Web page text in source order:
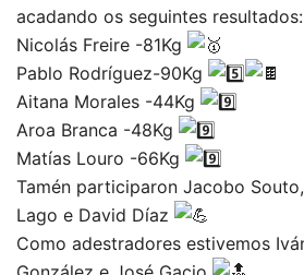
acadando os seguintes resultados:
Nicolás Freire -81Kg
Pablo Rodríguez-90Kg
Aitana Morales -44Kg
Aroa Branca -48Kg
Matías Louro -66Kg
Tamén participaron Jacobo
Lago e David Díaz
Como adestradores estivemos